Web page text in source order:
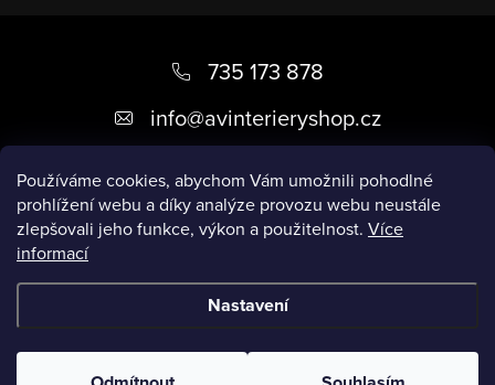
Používáme cookies, abychom Vám umožnili pohodlné
prohlížení webu a díky analýze provozu webu neustále
zlepšovali jeho funkce, výkon a použitelnost. Více
informací
Nastavení
a
735 173 878
info@avinterieryshop.cz
Užitečné informace
Copyright 2026AV Interiéry. Všechna práva vyhrazena.